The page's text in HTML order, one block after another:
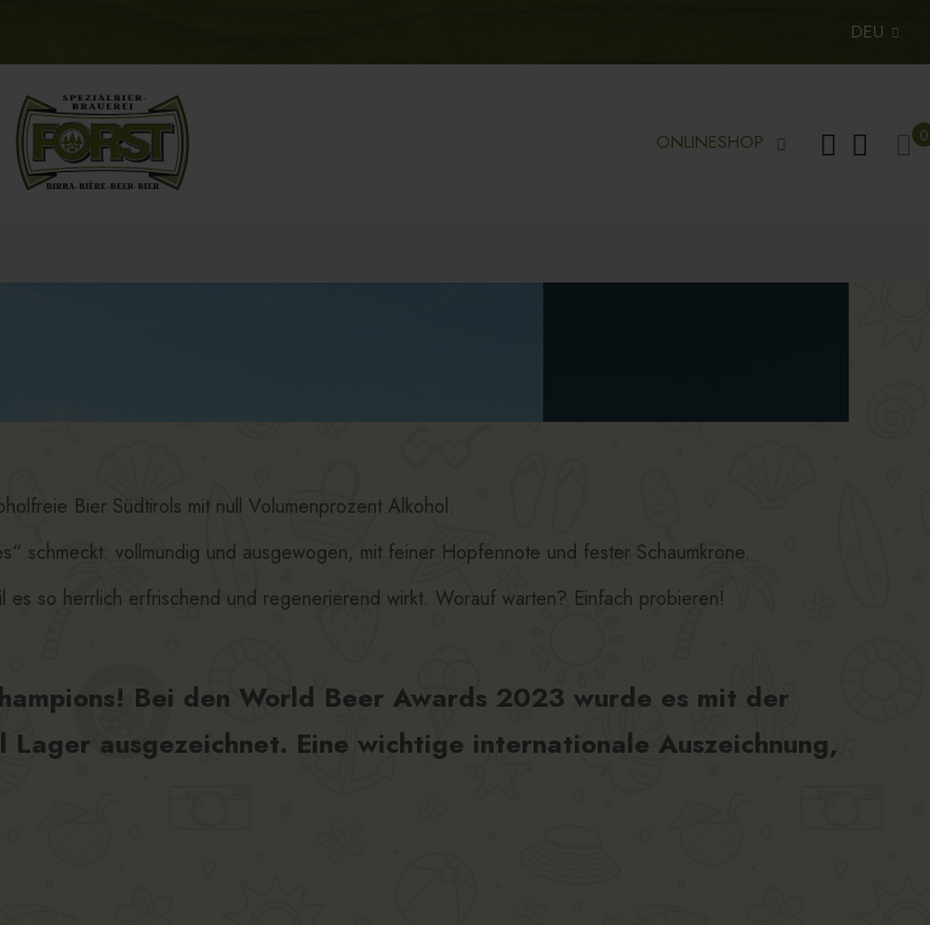
DEU
ONLINESHOP 0
Bier Südtirols mit null Volumenprozent Alkohol.
schmeckt: vollmundig und ausgewogen, mit feiner Hopfennote und fester Schaumkrone.
so herrlich erfrischend und regenerierend wirkt. Worauf warten? Einfach probieren!
Bei den World Beer Awards 2023 wurde es mit der
ausgezeichnet. Eine wichtige internationale Auszeichnung,